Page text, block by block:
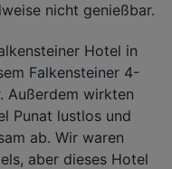
nicht genießbar.
Hotel in
Falkensteiner 4-
Außerdem wirkten
Punat lustlos und
ab. Wir waren
aber dieses Hotel